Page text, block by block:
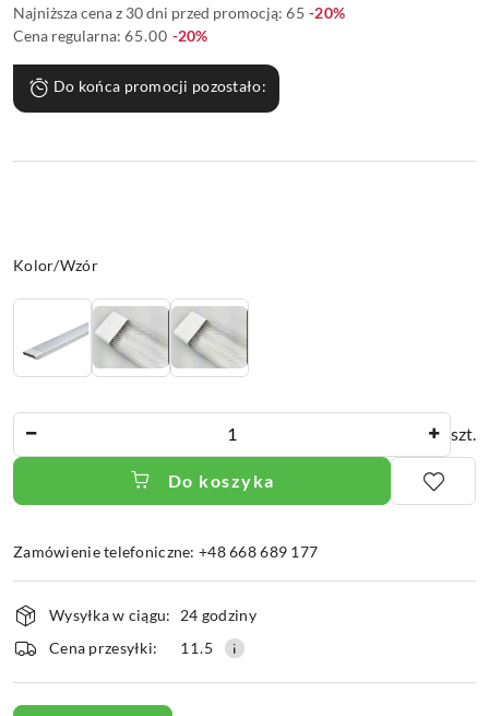
Najniższa cena z 30 dni przed promocją: 65 Rabat:
-20%
Cena regularna: 65.00 Rabat:
-20%
Do końca promocji pozostało:
Wariant
Kolor/Wzór
szt.
Do koszyka
Zamówienie telefoniczne: +48 668 689 177
Dostępność
i
dostawa
Wysyłka w ciągu:
24 godziny
Cena przesyłki:
11.5